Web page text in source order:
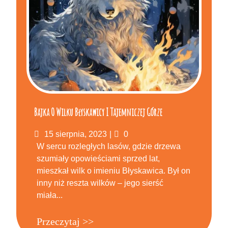
Bajka O Wilku Błyskawicy I Tajemniczej Górze
Posted
on
15 sierpnia, 2023 Komentarze
0
W sercu rozległych lasów, gdzie drzewa
szumiały opowieściami sprzed lat,
mieszkał wilk o imieniu Błyskawica. Był on
inny niż reszta wilków – jego sierść
miała...
Przeczytaj >>